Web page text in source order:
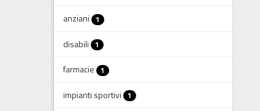
anziani 1
disabili 1
farmacie 1
impianti sportivi 1